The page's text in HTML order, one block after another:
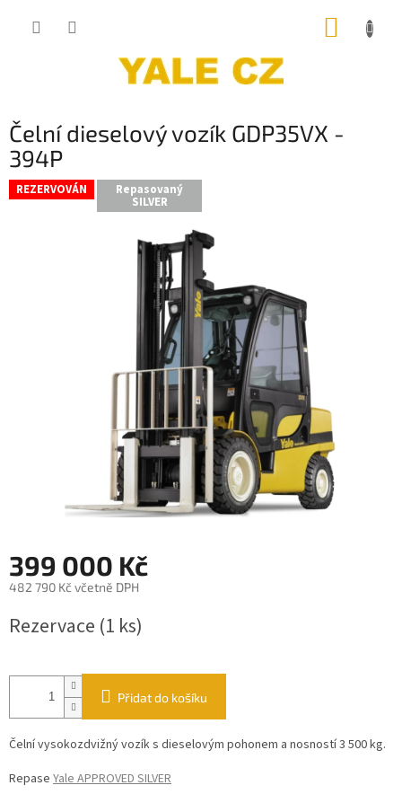
Čelní dieselový vozík GDP35VX -
394P
REZERVOVÁN Repasovaný
SILVER
399 000 Kč
482 790 Kč včetně DPH
cena:
Rezervace (1 ks)
Přidat do košíku
Čelní vysokozdvižný vozík s dieselovým pohonem a nosností 3 500 kg.
Repase Yale APPROVED SILVER